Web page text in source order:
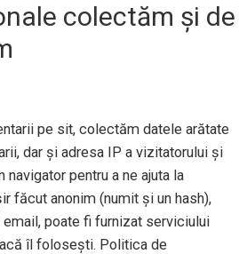
colectăm și de
pe sit, colectăm datele arătate
dar și adresa IP a vizitatorului și
pentru a ne ajuta la
făcut anonim (numit și un hash),
poate fi furnizat serviciului
îl folosești. Politica de